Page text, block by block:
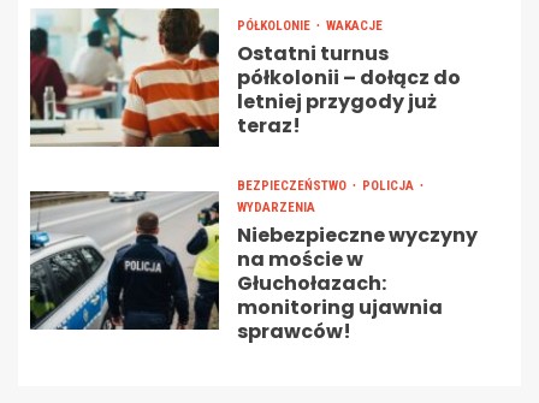
PÓŁKOLONIE WAKACJE
Ostatni turnus
półkolonii – dołącz do
letniej przygody już
teraz!
BEZPIECZEŃSTWO
POLICJA
WYDARZENIA
Niebezpieczne wyczyny
na moście w
Głuchołazach:
monitoring ujawnia
sprawców!